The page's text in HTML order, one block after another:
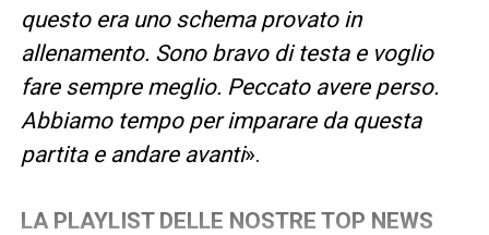
questo era uno schema provato in
allenamento. Sono bravo di testa e voglio
fare sempre meglio. Peccato avere perso.
Abbiamo tempo per imparare da questa
partita e andare avanti».
LA PLAYLIST DELLE NOSTRE TOP NEWS